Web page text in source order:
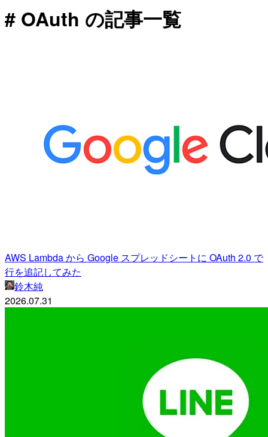
# OAuth の記事一覧
AWS Lambda から Google スプレッドシートに OAuth 2.0 で
行を追記してみた
鈴木純
2026.07.31